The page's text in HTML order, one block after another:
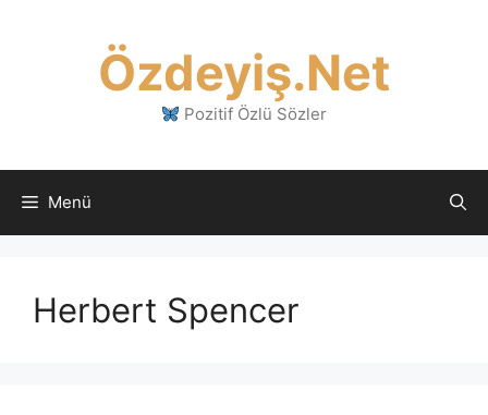
Özdeyiş.Net
Pozitif Özlü Sözler
Menü
Herbert Spencer